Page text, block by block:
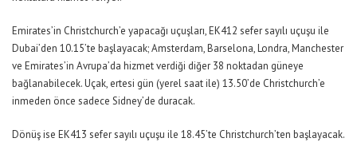
Emirates’in Christchurch’e yapacağı uçuşları, EK412 sefer sayılı uçuşu ile
Dubai’den 10.15’te başlayacak; Amsterdam, Barselona, Londra, Manchester
ve Emirates’in Avrupa’da hizmet verdiği diğer 38 noktadan güneye
bağlanabilecek. Uçak, ertesi gün (yerel saat ile) 13.50’de Christchurch’e
inmeden önce sadece Sidney’de duracak.
Dönüş ise EK413 sefer sayılı uçuşu ile 18.45’te Christchurch’ten başlayacak.